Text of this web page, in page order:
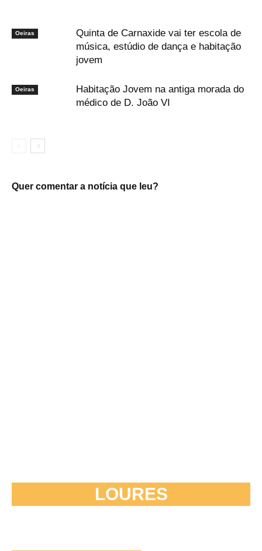
Oeiras
Quinta de Carnaxide vai ter escola de
música, estúdio de dança e habitação
jovem
Oeiras
Habitação Jovem na antiga morada do
médico de D. João VI
Quer comentar a notícia que leu?
LOURES